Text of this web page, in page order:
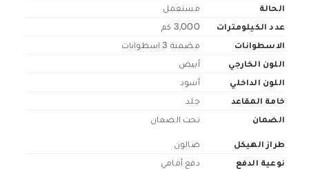
الحالة
مستعمل
عدد الكيلومترات
3,000 كم
الاسطوانات
مضمنة 3 اسطوانات
اللون الخارجي
أبيض
اللون الداخلي
أسود
خامة المقاعد
جلد
الضمان
تحت الضمان
طراز الهيكل
صالون
نوعية الدفع
دفع أمامي